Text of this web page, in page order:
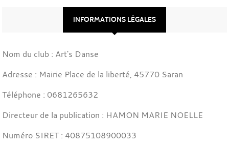
INFORMATIONS LÉGALES
Nom du club : Art's Danse
Adresse : Mairie Place de la liberté, 45770 Saran
Téléphone : 0681265632
Directeur de la publication : HAMON MARIE NOELLE
Numéro SIRET : 40875108900033